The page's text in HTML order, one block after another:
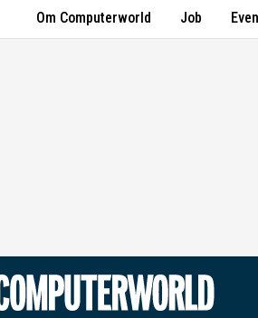
Om Computerworld Job